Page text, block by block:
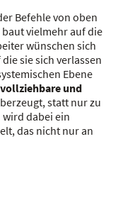
Befehle von oben
vielmehr auf die
wünschen sich
sie sich verlassen
Ebene
und
statt nur zu
dabei ein
das nicht nur an